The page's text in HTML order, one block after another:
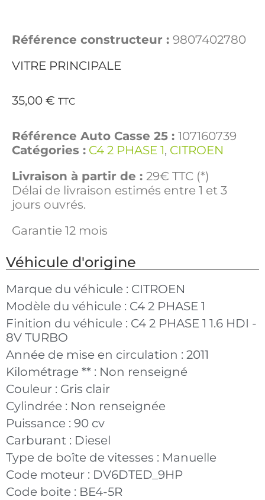
Référence constructeur : 9807402780
VITRE PRINCIPALE
35,00 € TTC
Référence Auto Casse 25 : 107160739
Catégories : C4 2 PHASE 1, CITROEN
Livraison à partir de : 29€ TTC (*)
Délai de livraison estimés entre 1 et 3
jours ouvrés.
Garantie 12 mois
Véhicule d'origine
Marque du véhicule : CITROEN
Modèle du véhicule : C4 2 PHASE 1
Finition du véhicule : C4 2 PHASE 1 1.6 HDI -
8V TURBO
Année de mise en circulation : 2011
Kilométrage ** : Non renseigné
Couleur : Gris clair
Cylindrée : Non renseignée
Puissance : 90 cv
Carburant : Diesel
Type de boîte de vitesses : Manuelle
Code moteur : DV6DTED_9HP
Code boite : BE4-5R